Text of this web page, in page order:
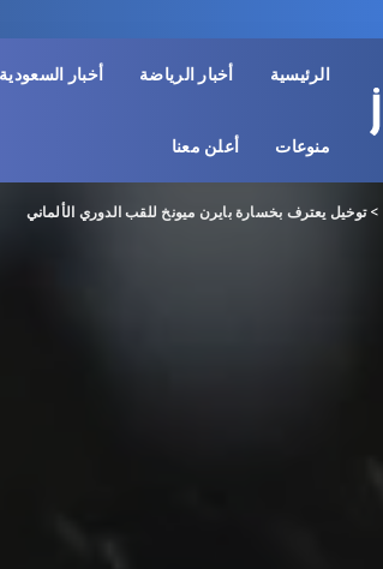
الرئيسية أخبار الرياضة أخبار السعودية
منوعات أعلن معنا
>توخيل يعترف بخسارة بايرن ميونخ للقب الدوري الألماني